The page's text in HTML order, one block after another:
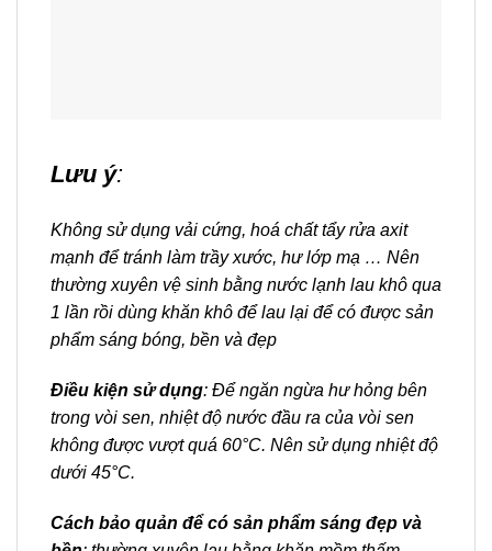
Lưu ý:
Không sử dụng vải cứng, hoá chất tẩy rửa axit
mạnh để tránh làm trầy xước, hư lớp mạ … Nên
thường xuyên vệ sinh bằng nước lạnh lau khô qua
1 lần rồi dùng khăn khô để lau lại để có được sản
phẩm sáng bóng, bền và đẹp
Điều kiện sử dụng: Để ngăn ngừa hư hỏng bên
trong vòi sen, nhiệt độ nước đầu ra của vòi sen
không được vượt quá 60°C. Nên sử dụng nhiệt độ
dưới 45°C.
Cách bảo quản để có sản phẩm sáng đẹp và